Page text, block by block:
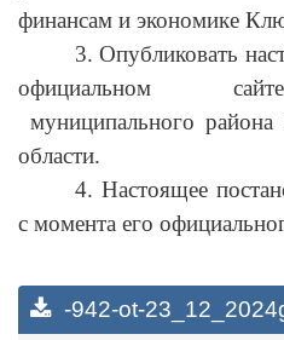
финансам и экономике
3. Опубликовать
официальном
муниципального района
области.
4. Настоящее
с момента его
-942-ot-